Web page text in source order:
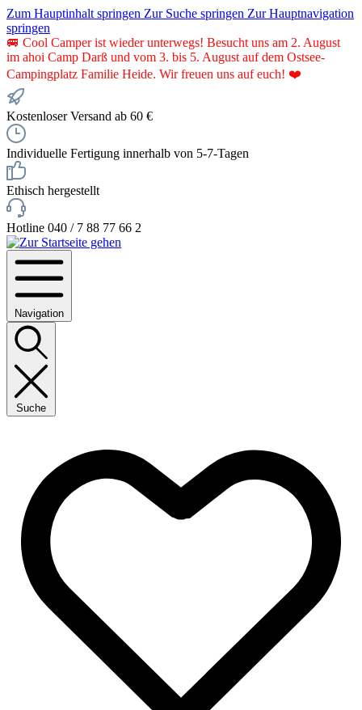
Zum Hauptinhalt springen Zur Suche springen Zur Hauptnavigation
springen
🚐 Cool Camper ist wieder unterwegs! Besucht uns am 2. August
im ahoi Camp Darß und vom 3. bis 5. August auf dem Ostsee-
Campingplatz Familie Heide. Wir freuen uns auf euch! ❤️
Kostenloser Versand ab 60 €
Individuelle Fertigung innerhalb von 5-7-Tagen
Ethisch hergestellt
Hotline 040 / 7 88 77 66 2
Navigation
Suche